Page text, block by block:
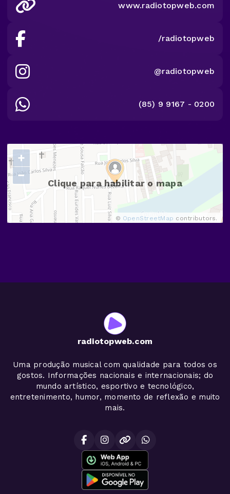
www.radiotopweb.com
/radiotopweb
@radiotopweb
(85) 9 9167 - 0200
Clique para habilitar o mapa
+
−
© OpenStreetMap contributors.
radiotopweb.com
Uma produção musical com qualidade para todos os
gostos. Informações nacionais e internacionais; do
mundo artístico, esportivo e tecnológico,
entretenimento, humor, momento de reflexão e muito
mais.